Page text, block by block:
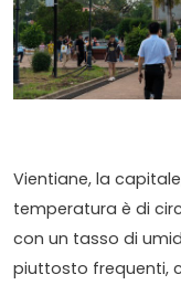
Vientiane, la
temperatura è di
con un tasso di
piuttosto frequenti,